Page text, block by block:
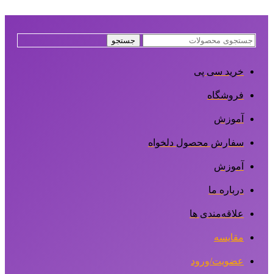
جستجو
خرید سی پی
فروشگاه
آموزش
سفارش محصول دلخواه
آموزش
درباره ما
علاقه‌مندی ها
مقایسه
عضویت/ورود